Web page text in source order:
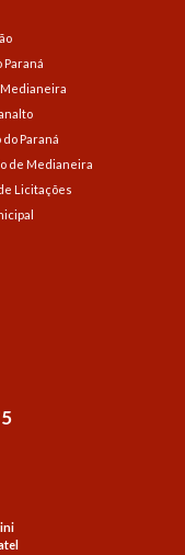
Paraná
Paraná
de Medianeira
Licitações